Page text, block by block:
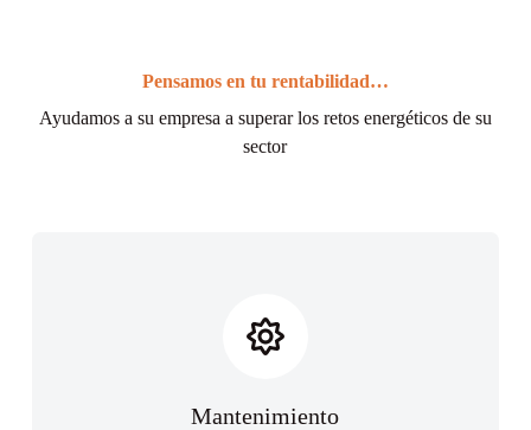
Pensamos en tu rentabilidad…
Ayudamos a su empresa a superar los retos energéticos de su
sector
Mantenimiento